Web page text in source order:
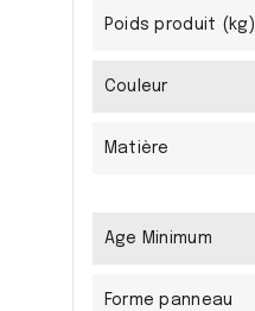
Poids produit (kg)
Couleur
Matière
Age Minimum
Forme panneau